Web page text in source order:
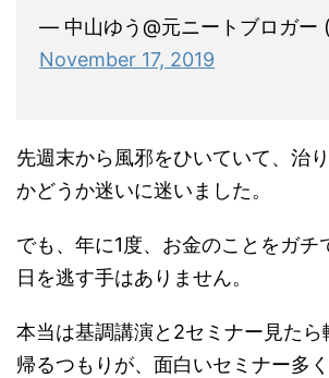
— 中山ゆう@元ニートブロガー
November 17, 2019
先週末から風邪をひいていて、治
かどうか迷いに迷いました。
でも、年に1度、お金のことをガチ
日を逃す手はありません。
本当は基調講演と2セミナー見たら
帰るつもりが、面白いセミナー多